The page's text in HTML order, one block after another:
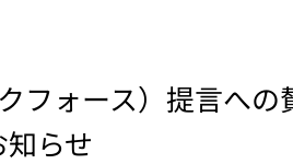
フォース）提言への
らせ